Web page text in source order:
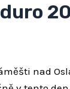
nad